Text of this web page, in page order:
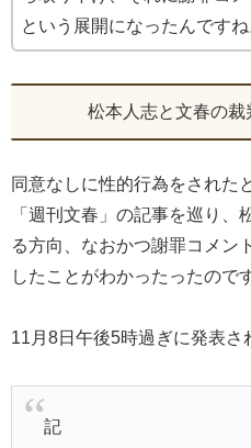
という展開になったんですね
松本人志と文春の裁
同意なしに性的行為をされた
「週刊文春」の記事を巡り
る方向、なおかつ謝罪コメン
したことがわかったったので
11月8日午後5時過ぎに発表さ
記